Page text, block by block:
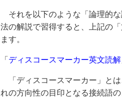
それを以下のような「論理的
法の解説で習得すると、上記の
ます。
「 ディスコースマーカー英文読解
「ディスコースマーカー」と
れの方向性の目印となる接続語の